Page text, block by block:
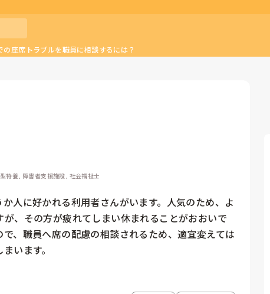
の座席トラブルを職員に相談するには？
特養, 障害者支援施設, 社会福祉士
人に好かれる利用者さんがいます。人気のため、よ
、その方が疲れてしまい休まれることがおおいで
、職員へ席の配慮の相談されるため、適宜変えては
います。